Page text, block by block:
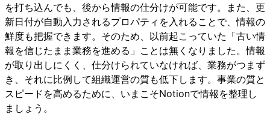
を打ち込んでも、後から情報の仕分けが可能です。また、更
新日付が自動入力されるプロパティを入れることで、情報の
鮮度も把握できます。そのため、以前起こっていた「古い情
報を信じたまま業務を進める」ことは無くなりました。情報
が取り出しにくく、仕分けられていなければ、業務がつまず
き、それに比例して組織運営の質も低下します。事業の質と
スピードを高めるために、いまこそNotionで情報を整理し
ましょう。